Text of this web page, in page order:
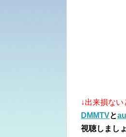
↓出来損な
DMMTVと
視聴しまし